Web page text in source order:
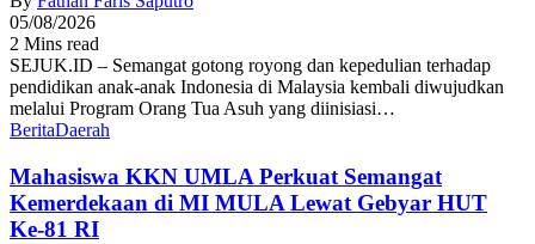
05/08/2026
2 Mins read
SEJUK.ID – Semangat gotong royong dan kepedulian terhadap
pendidikan anak-anak Indonesia di Malaysia kembali diwujudkan
melalui Program Orang Tua Asuh yang diinisiasi…
BeritaDaerah
Mahasiswa KKN UMLA Perkuat Semangat
Kemerdekaan di MI MULA Lewat Gebyar HUT
Ke-81 RI